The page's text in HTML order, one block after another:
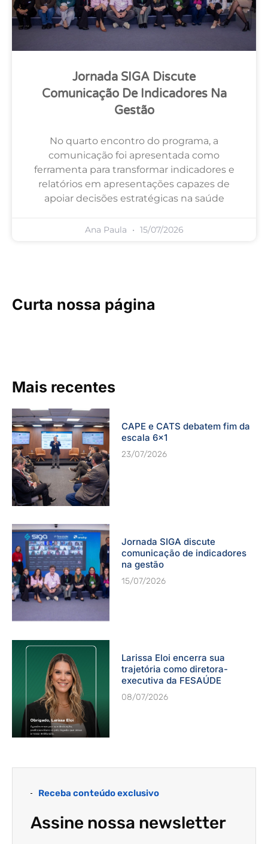
Jornada SIGA Discute
Comunicação De Indicadores Na
Gestão
No quarto encontro do programa, a
comunicação foi apresentada como
ferramenta para transformar indicadores e
relatórios em apresentações capazes de
apoiar decisões estratégicas na saúde
Ana Paula 15/07/2026
Curta nossa página
Mais recentes
CAPE e CATS debatem fim da
escala 6×1
23/07/2026
Jornada SIGA discute
comunicação de indicadores
na gestão
15/07/2026
Larissa Eloi encerra sua
trajetória como diretora-
executiva da FESAÚDE
08/07/2026
Receba conteúdo exclusivo
Assine nossa newsletter